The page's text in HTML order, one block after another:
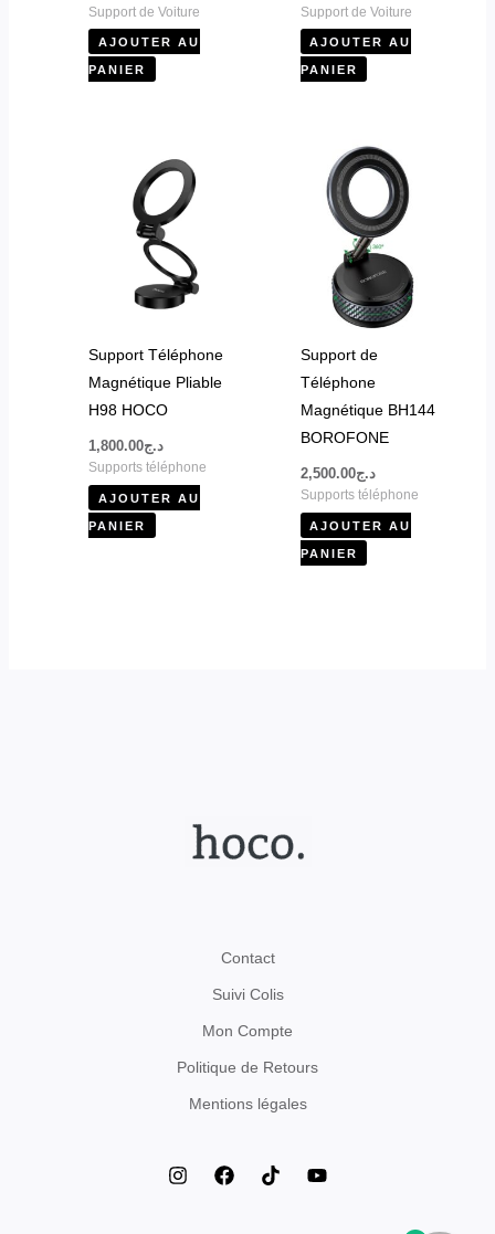
Support de Voiture
AJOUTER AU
PANIER
Support de Voiture
AJOUTER AU
PANIER
Support Téléphone
Magnétique Pliable
H98 HOCO
د.ج1,800.00
Supports téléphone
AJOUTER AU
PANIER
Support de
Téléphone
Magnétique BH144
BOROFONE
د.ج2,500.00
Supports téléphone
AJOUTER AU
PANIER
Contact
Suivi Colis
Mon Compte
Politique de Retours
Mentions légales